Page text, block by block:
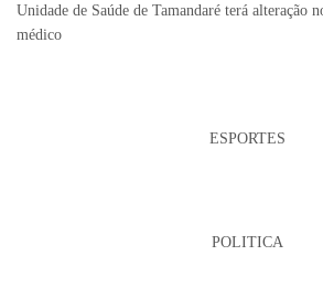
Unidade de Saúde de Tamandaré terá alteração
médico
ESPORTES
POLITICA